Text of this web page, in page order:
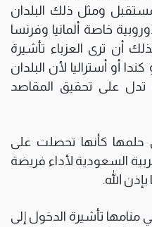
ومثل ذلك البلدان
خاصة ألمانيا وفرنسا
أن ترى العزباء تأشيرة
أو أستراليا لأن البلدان
تدل على تحقيق المقاصد
حلمها كأنها تحصلت على
السعودية لأداء فريضة
الله.
منامها تأشيرة الدخول إلى